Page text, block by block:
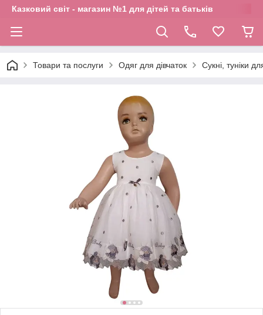
Казковий світ - магазин №1 для дітей та батьків
Товари та послуги Одяг для дівчаток Сукні, туніки